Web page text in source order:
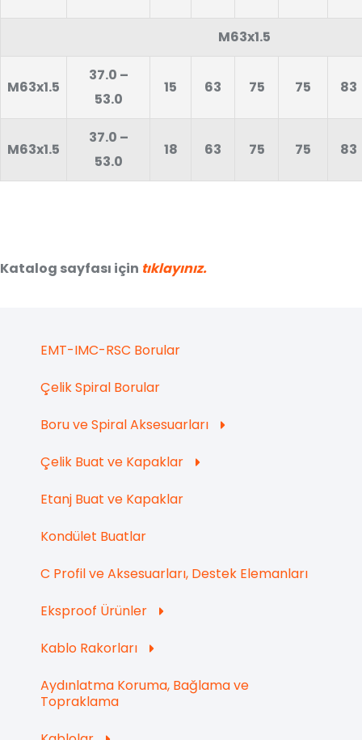
EMT-IMC-RSC Borular
Çelik Spiral Borular
Boru ve Spiral Aksesuarları
Çelik Buat ve Kapaklar
Etanj Buat ve Kapaklar
Kondület Buatlar
C Profil ve Aksesuarları, Destek Elemanları
Eksproof Ürünler
Kablo Rakorları
Aydınlatma Koruma, Bağlama ve
Topraklama
M63x1.5
M63x1.5
37.0 –
53.0
15 63 75 75 83
M63x1.5
37.0 –
53.0
18 63 75 75 83
Katalog sayfası için tıklayınız.